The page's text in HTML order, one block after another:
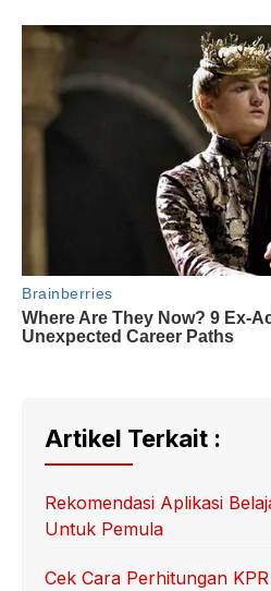
Artikel Terkait :
Rekomendasi Aplikasi
Untuk Pemula
Cek Cara Perhitungan